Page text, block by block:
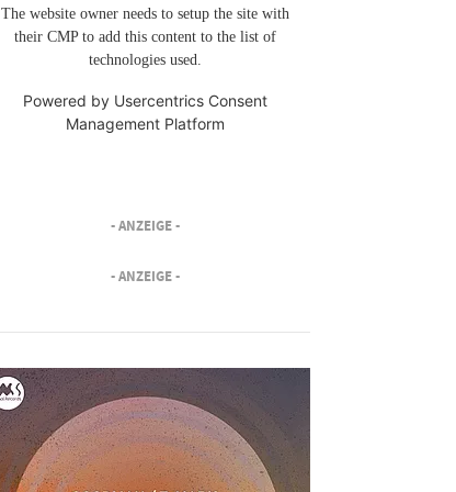
The website owner needs to setup the site with
their CMP to add this content to the list of
technologies used.
Powered by Usercentrics Consent
Management Platform
- ANZEIGE -
- ANZEIGE -